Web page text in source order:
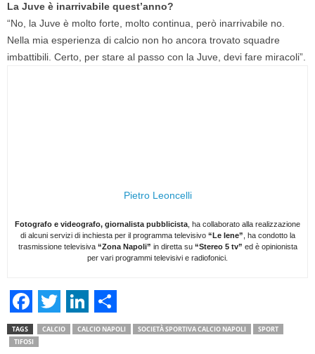
La Juve è inarrivabile quest’anno?
“No, la Juve è molto forte, molto continua, però inarrivabile no.
Nella mia esperienza di calcio non ho ancora trovato squadre
imbattibili. Certo, per stare al passo con la Juve, devi fare miracoli”.
Pietro Leoncelli
Fotografo e videografo, giornalista pubblicista , ha collaborato alla realizzazione
di alcuni servizi di inchiesta per il programma televisivo “Le Iene” , ha condotto la
trasmissione televisiva “Zona Napoli” in diretta su “Stereo 5 tv” ed è opinionista
per vari programmi televisivi e radiofonici.
F
a
T
w
L
S
TAGS CALCIO CALCIO NAPOLI SOCIETÀ SPORTIVA CALCIO NAPOLI
SPORT
TIFOSI